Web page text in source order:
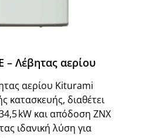
– Λέβητας αερίου
αερίου Kiturami
κατασκευής, διαθέτει
kW και απόδοση ΖΝΧ
ιδανική λύση για